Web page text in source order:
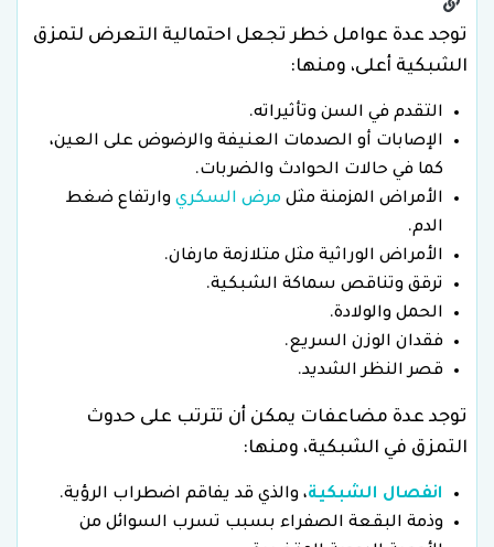
توجد عدة عوامل خطر تجعل احتمالية التعرض لتمزق
الشبكية أعلى، ومنها:
التقدم في السن وتأثيراته.
الإصابات أو الصدمات العنيفة والرضوض على العين،
كما في حالات الحوادث والضربات.
الأمراض المزمنة مثل مرض السكري وارتفاع ضغط
الدم.
الأمراض الوراثية مثل متلازمة مارفان.
ترقق وتناقص سماكة الشبكية.
الحمل والولادة.
فقدان الوزن السريع.
قصر النظر الشديد.
توجد عدة مضاعفات يمكن أن تترتب على حدوث
التمزق في الشبكية، ومنها:
انفصال الشبكية، والذي قد يفاقم اضطراب الرؤية.
وذمة البقعة الصفراء بسبب تسرب السوائل من